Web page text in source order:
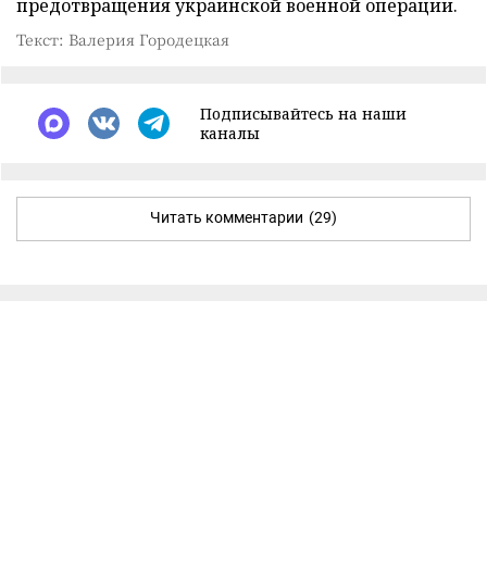
предотвращения украинской военной операции.
Текст: Валерия Городецкая
Подписывайтесь на наши
каналы
Читать комментарии (29)